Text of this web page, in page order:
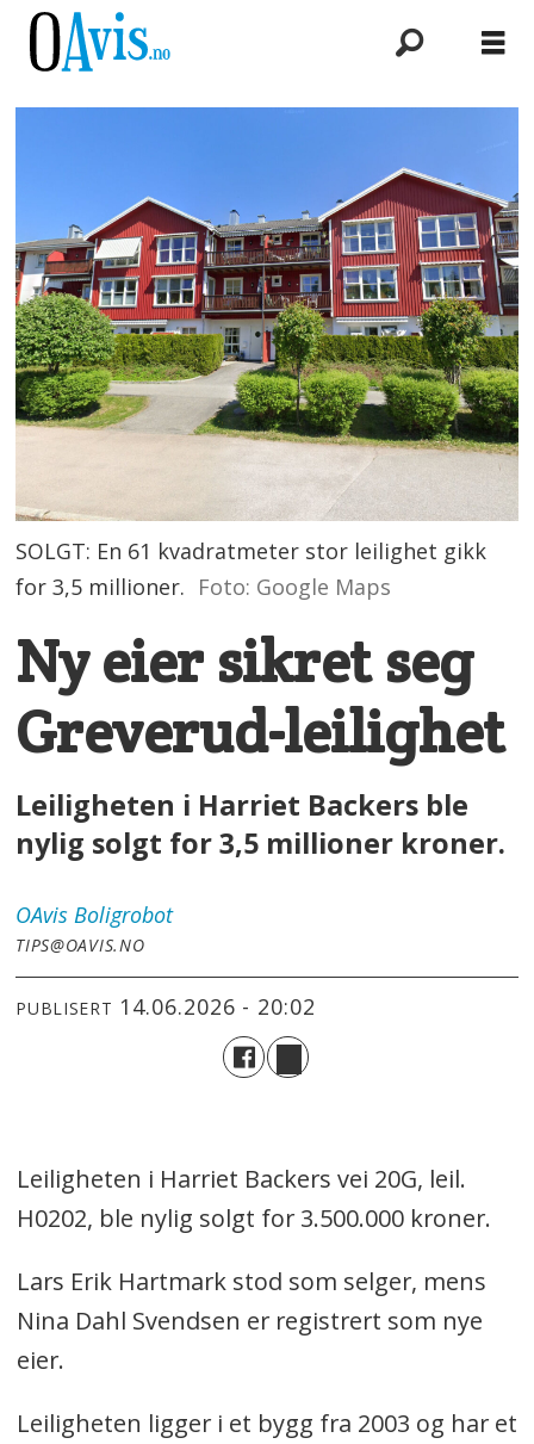
SOLGT: En 61 kvadratmeter stor leilighet gikk
for 3,5 millioner. Foto: Google Maps
Ny eier sikret seg
Greverud-leilighet
Leiligheten i Harriet Backers ble
nylig solgt for 3,5 millioner kroner.
OAvis Boligrobot
TIPS@OAVIS.NO
PUBLISERT 14.06.2026 - 20:02
Leiligheten i Harriet Backers vei 20G, leil.
H0202, ble nylig solgt for 3.500.000 kroner.
Lars Erik Hartmark stod som selger, mens
Nina Dahl Svendsen er registrert som nye
eier.
Leiligheten ligger i et bygg fra 2003 og har et